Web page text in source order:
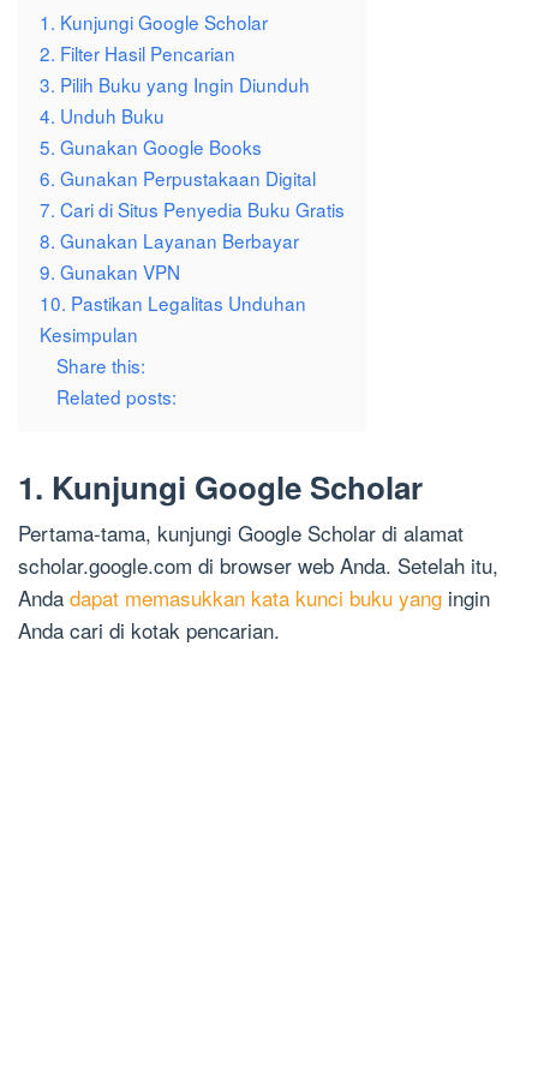
1. Kunjungi Google Scholar
2. Filter Hasil Pencarian
3. Pilih Buku yang Ingin Diunduh
4. Unduh Buku
5. Gunakan Google Books
6. Gunakan Perpustakaan Digital
7. Cari di Situs Penyedia Buku Gratis
8. Gunakan Layanan Berbayar
9. Gunakan VPN
10. Pastikan Legalitas Unduhan
Kesimpulan
Share this:
Related posts:
1. Kunjungi Google Scholar
Pertama-tama, kunjungi Google Scholar di alamat
scholar.google.com di browser web Anda. Setelah itu,
Anda dapat memasukkan kata kunci buku yang ingin
Anda cari di kotak pencarian.